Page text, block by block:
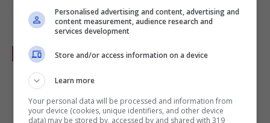
Aiutandovi con una sac à poche disponete la
crema salata
successivamente ponete un'altro biscotto
Personalised advertising and content, advertising and
content measurement, audience research and
services development
Store and/or access information on a device
Learn more
Your personal data will be processed and information from
your device (cookies, unique identifiers, and other device
data) may be stored by, accessed by and shared with 319